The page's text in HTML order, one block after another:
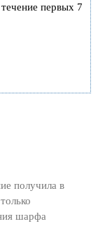
первых 7
получила в
шарфа